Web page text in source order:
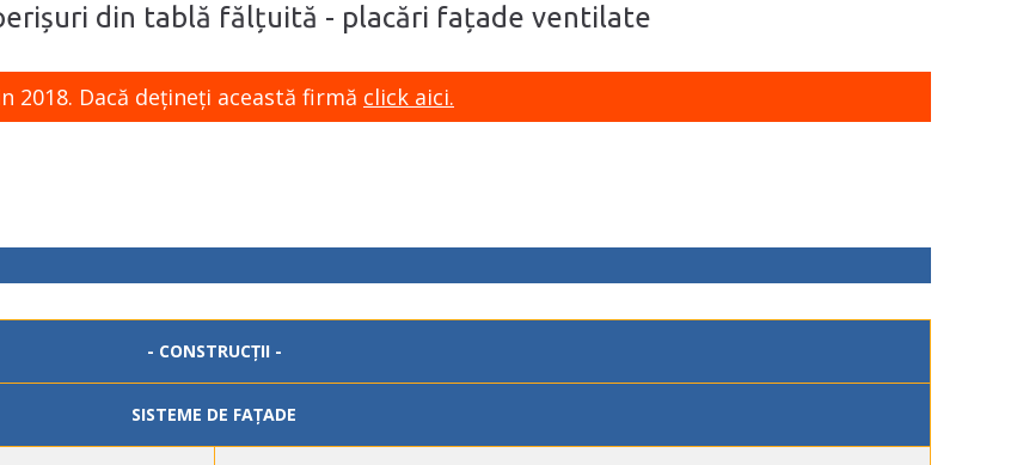
din tablă fălțuită - placări fațade ventilate
Dacă dețineți această firmă click aici.
- CONSTRUCȚII -
SISTEME DE FAȚADE